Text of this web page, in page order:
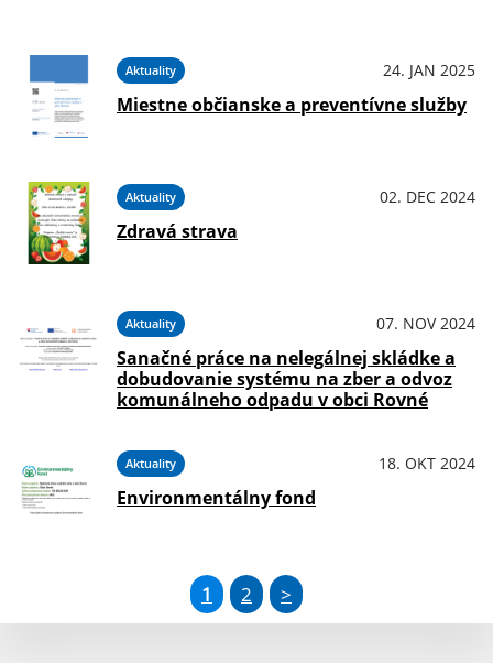
Aktuality 24. JAN 2025
Miestne občianske a preventívne služby
Aktuality 02. DEC 2024
Zdravá strava
Aktuality 07. NOV 2024
Sanačné práce na nelegálnej skládke a
dobudovanie systému na zber a odvoz
komunálneho odpadu v obci Rovné
Aktuality 18. OKT 2024
Environmentálny fond
1 2 >